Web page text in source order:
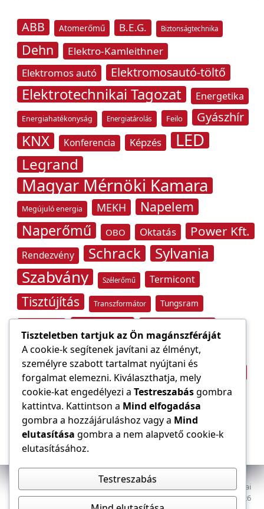
ABB Atomerőmű B.E.G. Biztonságtechnika
Dehn
Elektro-Kamleithner
Elektromos autó
Elektromosautó-töltő
Elektrotechnikai Tagozat Energetika
Energiahatékonyság Energiatárolás Feilo Gyászhír
KNX Konferencia Képzés LED
Legrand
Magyar Mérnöki Kamara
Megújuló energia MEKH Napelem
Naperőmű OBO Oktatás Power Kft.
Rendezvény Schrack Sylvania
Szabvány Szélerőmű Termicont
Tisztújítás Transzformátor Tungsram
Villámvédelem
Világítástechnika Áramfogyasztás
Áramszolgáltató Építőipar átviteli hálózat
Az E-VILLAMOS szaklap a Magyar Mérnöki Kamara Elektrotechnikai
Tagozatának lapja. Minden jog fenntartva, © 2009–2026
Tiszteletben tartjuk az Ön magánszféráját
A cookie-k segítenek javítani az élményt,
személyre szabott tartalmat nyújtani és
forgalmat elemezni. Kiválaszthatja, mely
cookie-kat engedélyezi a Testreszabásgombra
kattintva. Kattintson a Mind elfogadása
gombra a hozzájáruláshoz vagy a Mind
elutasítása gombra a nem alapvető cookie-k
elutasításához.
Testreszabás